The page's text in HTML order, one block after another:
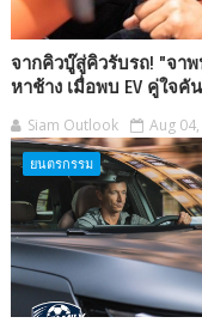
จากคิวบู๊สู่คิวรับรถ! "จาพน
หาช้าง เมื่อพบ EV คู่ใจ
Siam Outlook Aug
ยนตรกรรม